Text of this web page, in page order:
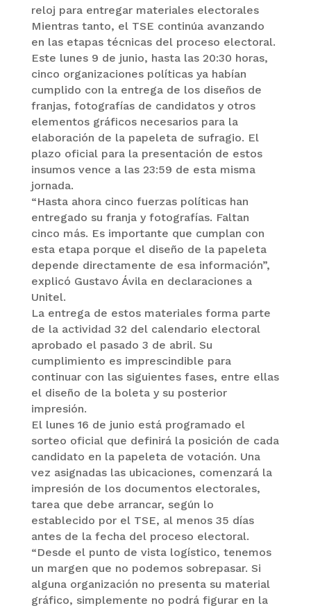
reloj para entregar materiales electorales
Mientras tanto, el TSE continúa avanzando
en las etapas técnicas del proceso electoral.
Este lunes 9 de junio, hasta las 20:30 horas,
cinco organizaciones políticas ya habían
cumplido con la entrega de los diseños de
franjas, fotografías de candidatos y otros
elementos gráficos necesarios para la
elaboración de la papeleta de sufragio. El
plazo oficial para la presentación de estos
insumos vence a las 23:59 de esta misma
jornada.
“Hasta ahora cinco fuerzas políticas han
entregado su franja y fotografías. Faltan
cinco más. Es importante que cumplan con
esta etapa porque el diseño de la papeleta
depende directamente de esa información”,
explicó Gustavo Ávila en declaraciones a
Unitel.
La entrega de estos materiales forma parte
de la actividad 32 del calendario electoral
aprobado el pasado 3 de abril. Su
cumplimiento es imprescindible para
continuar con las siguientes fases, entre ellas
el diseño de la boleta y su posterior
impresión.
El lunes 16 de junio está programado el
sorteo oficial que definirá la posición de cada
candidato en la papeleta de votación. Una
vez asignadas las ubicaciones, comenzará la
impresión de los documentos electorales,
tarea que debe arrancar, según lo
establecido por el TSE, al menos 35 días
antes de la fecha del proceso electoral.
“Desde el punto de vista logístico, tenemos
un margen que no podemos sobrepasar. Si
alguna organización no presenta su material
gráfico, simplemente no podrá figurar en la